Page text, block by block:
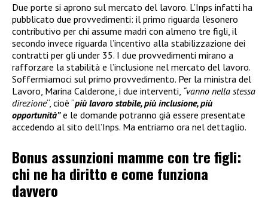
Due porte si aprono sul mercato del lavoro. L’Inps infatti ha
pubblicato due provvedimenti: il primo riguarda l’esonero
contributivo per chi assume madri con almeno tre figli, il
secondo invece riguarda l’incentivo alla stabilizzazione dei
contratti per gli under 35. I due provvedimenti mirano a
rafforzare la stabilità e l’inclusione nel mercato del lavoro.
Soffermiamoci sul primo provvedimento. Per la ministra del
Lavoro, Marina Calderone, i due interventi, “vanno nella stessa
direzione“, cioè “più lavoro stabile, più inclusione, più
opportunità”e le domande potranno già essere presentate
accedendo al sito dell’Inps. Ma entriamo ora nel dettaglio.
Bonus assunzioni mamme con tre figli:
chi ne ha diritto e come funziona
davvero